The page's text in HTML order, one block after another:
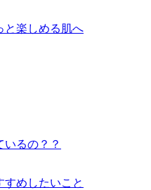
と楽しめる肌へ
いるの？？
すめしたいこと